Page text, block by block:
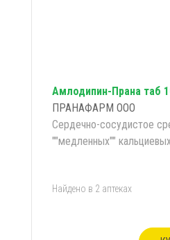
Амлодипин-Прана таб
ПРАНАФАРМ ООО
Сердечно-сосудистое
""медленных""
Найдено в 2 аптеках